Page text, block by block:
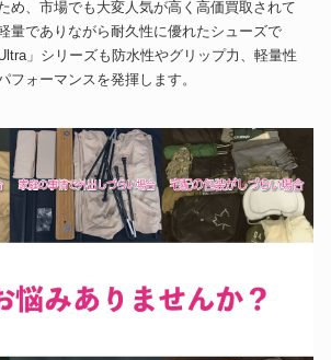
め、市場でも大変人気が高く高価買取されて
量でありながら耐久性に優れたシューズで
」シリーズも防水性やグリップ力、軽量性
フォーマンスを発揮します。